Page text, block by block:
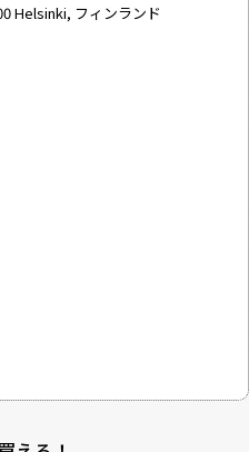
Helsinki, フィンランド